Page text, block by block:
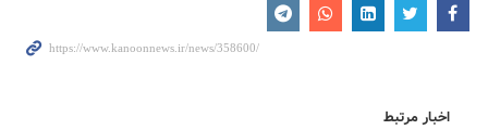
اخبار مرتبط